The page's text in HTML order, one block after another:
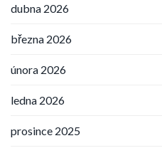
dubna 2026
března 2026
února 2026
ledna 2026
prosince 2025